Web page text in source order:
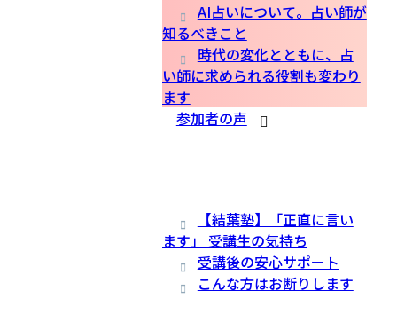
AI占いについて。占い師が
知るべきこと
時代の変化とともに、占
い師に求められる役割も変わり
ます
参加者の声
【結葉塾】「正直に言い
ます」 受講生の気持ち
受講後の安心サポート
こんな方はお断りします